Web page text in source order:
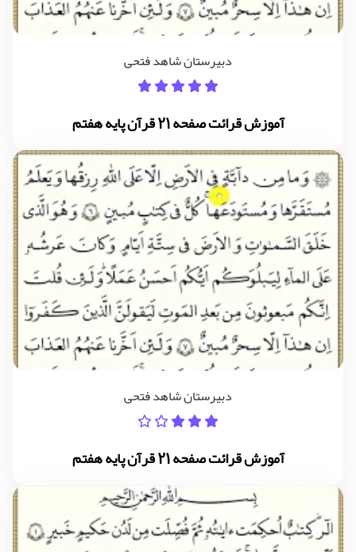
دبیرستان شاهد فتحی
آموزش قرائت صفحه 21 قرآن پایه هفتم
دبیرستان شاهد فتحی
آموزش قرائت صفحه 21 قرآن پایه هفتم